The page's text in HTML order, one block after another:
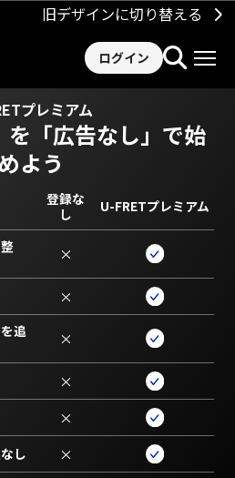
旧デザインに切り替える
ログイン
プレミアム
を 「広告なし」で始
めよう
登録な
し
U-FRETプレミアム
×
×
追
×
×
×
し ×